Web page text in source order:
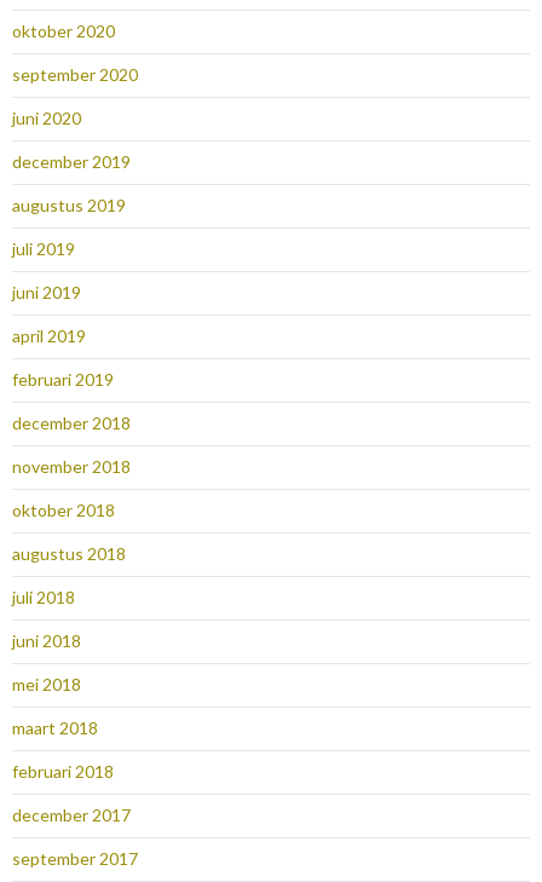
oktober 2020
september 2020
juni 2020
december 2019
augustus 2019
juli 2019
juni 2019
april 2019
februari 2019
december 2018
november 2018
oktober 2018
augustus 2018
juli 2018
juni 2018
mei 2018
maart 2018
februari 2018
december 2017
september 2017